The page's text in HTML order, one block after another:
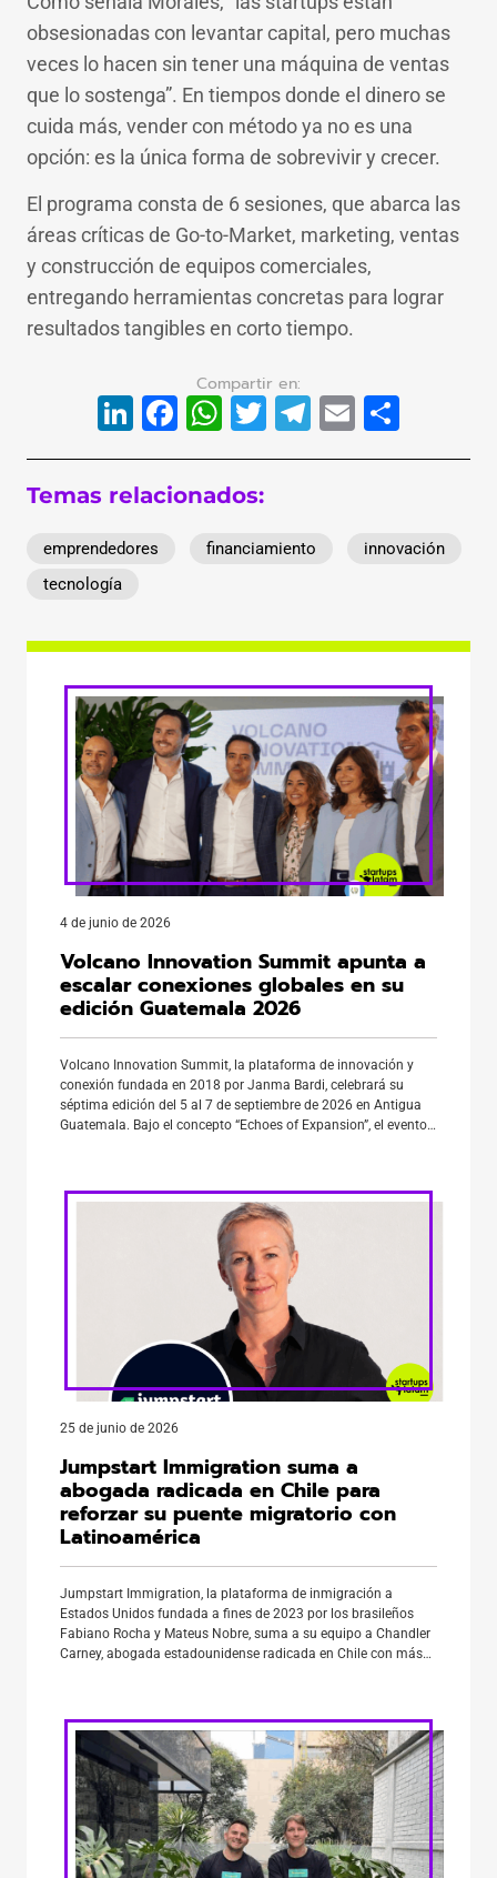
obsesionadas con levantar capital, pero muchas
veces lo hacen sin tener una máquina de ventas
que lo sostenga”. En tiempos donde el dinero se
cuida más, vender con método ya no es una
opción: es la única forma de sobrevivir y crecer.
El programa consta de 6 sesiones, que abarca las
áreas críticas de Go-to-Market, marketing, ventas
y construcción de equipos comerciales,
entregando herramientas concretas para lograr
resultados tangibles en corto tiempo.
LinkedIn
Facebook
WhatsApp
Twitter
Telegram
Email
Temas relacionados:
emprendedores financiamiento
innovación
tecnología
4 de junio de 2026
Volcano Innovation Summit apunta a
escalar conexiones globales en su
edición Guatemala 2026
Volcano Innovation Summit, la plataforma de innovación y
conexión fundada en 2018 por Janma Bardi, celebrará su
séptima edición del 5 al 7 de septiembre de 2026 en Antigua
Guatemala. Bajo el concepto “Echoes of Expansion”, el evento
25 de junio de 2026
Jumpstart Immigration suma a
abogada radicada en Chile para
reforzar su puente migratorio con
Latinoamérica
Jumpstart Immigration, la plataforma de inmigración a
Estados Unidos fundada a fines de 2023 por los brasileños
Fabiano Rocha y Mateus Nobre, suma a su equipo a Chandler
Carney, abogada estadounidense radicada en Chile con más